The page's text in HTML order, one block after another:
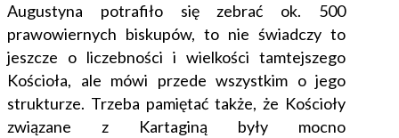
Augustyna potrafiło się zebrać ok. 500
prawowiernych biskupów, to nie świadczy to
jeszcze o liczebności i wielkości tamtejszego
Kościoła, ale mówi przede wszystkim o jego
strukturze. Trzeba pamiętać także, że Kościoły
związane z Kartaginą były mocno